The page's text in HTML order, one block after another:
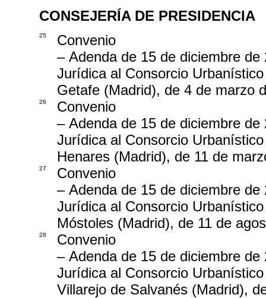
CONSEJERÍA DE PRESIDENCIA
25
Convenio
– Adenda de 15 de diciembre
Jurídica al Consorcio
Getafe (Madrid), de 4 de marzo
26
Convenio
– Adenda de 15 de diciembre
Jurídica al Consorcio
Henares (Madrid), de 11 de
27
Convenio
– Adenda de 15 de diciembre
Jurídica al Consorcio
Móstoles (Madrid), de 11 de
28
Convenio
– Adenda de 15 de diciembre
Jurídica al Consorcio
Villarejo de Salvanés (Madrid),